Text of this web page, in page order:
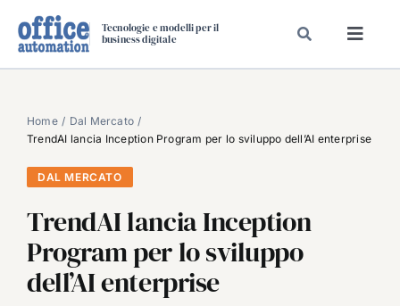
Tecnologie e modelli per il
business digitale
SPECIAL PAPER
TAVOLE ROTONDE DI REDAZIONE
DAL MERCATO
CARRIERE
VIDEO
EVENTI
Home
Dal Mercato
TrendAI lancia Inception Program per lo sviluppo dell’AI enterprise
DAL MERCATO
TrendAI lancia Inception
Program per lo sviluppo
dell’AI enterprise